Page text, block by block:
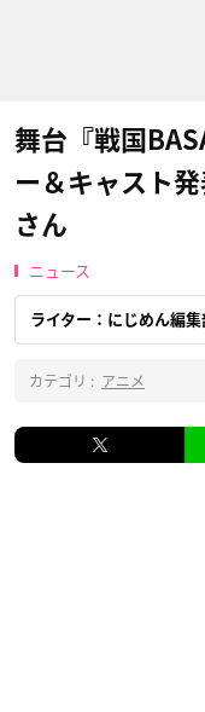
舞台『戦国
ー＆キャスト
さん
ニュース
ライター：にじめん編集
カテゴリ : アニメ